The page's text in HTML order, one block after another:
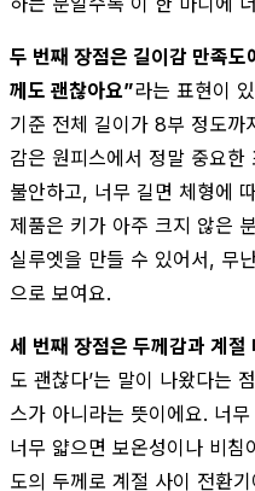
두 번째 장점은 길이감 만족도
께도 괜찮아요”라는 표현이
기준 전체 길이가 8부 정도까
감은 원피스에서 정말 중요한
불안하고, 너무 길면 체형에
제품은 키가 아주 크지 않은
실루엣을 만들 수 있어서, 무
으로 보여요.
세 번째 장점은 두께감과 계절
도 괜찮다’는 말이 나왔다는
스가 아니라는 뜻이에요. 너
너무 얇으면 보온성이나 비
도의 두께로 계절 사이 전환